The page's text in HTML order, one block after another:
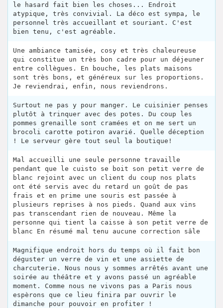
le hasard fait bien les choses... Endroit
atypique, très convivial. La déco est sympa, le
personnel très accueillant et souriant. C'est
bien tenu, c'est agréable.
Une ambiance tamisée, cosy et très chaleureuse
qui constitue un très bon cadre pour un déjeuner
entre collègues. En bouche, les plats maisons
sont très bons, et généreux sur les proportions.
Je reviendrai, enfin, nous reviendrons.
Surtout ne pas y pour manger. Le cuisinier penses
plutôt à trinquer avec des potes. Du coup les
pommes grenaille sont cramées et on me sert un
brocoli carotte potiron avarié. Quelle déception
! Le serveur gère tout seul la boutique!
Mal accueilli une seule personne travaille
pendant que le cuisto se boit son petit verre de
blanc rejoint avec un client du coup nos plats
ont été servis avec du retard un goût de pas
frais et en prime une souris est passée à
plusieurs reprises à nos pieds. Quand aux vins
pas transcendant rien de nouveau. Même la
personne qui tient la caisse à son petit verre de
blanc En résumé mal tenu aucune correction sâle
Magnifique endroit hors du temps où il fait bon
déguster un verre de vin et une assiette de
charcuterie. Nous nous y sommes arrêtés avant une
soirée au théâtre et y avons passé un agréable
moment. Comme nous ne vivons pas a Paris nous
espèrons que ce lieu finira par ouvrir le
dimanche pour pouvoir en profiter !